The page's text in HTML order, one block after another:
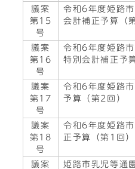
議案
第15
号
令和6年度姫路
会計補正予算（
議案
第16
号
令和6年度姫路
特別会計補正予
議案
第17
号
令和6年度姫路
予算（第2回）
議案
第18
号
令和6年度姫路
正予算（第1回）
議案
姫路市乳児等通